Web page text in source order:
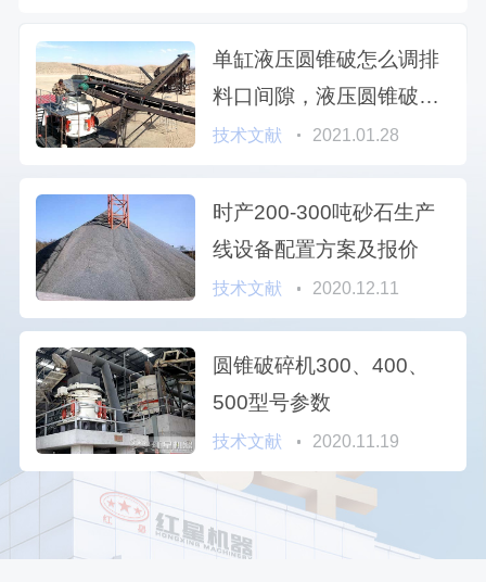
单缸液压圆锥破怎么调排
料口间隙，液压圆锥破碎
机型号参数分析
技术文献 2021.01.28
时产200-300吨砂石生产
线设备配置方案及报价
技术文献 2020.12.11
圆锥破碎机300、400、
500型号参数
技术文献 2020.11.19